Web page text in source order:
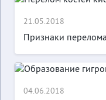
21.05.2018
Признаки
04.06.2018